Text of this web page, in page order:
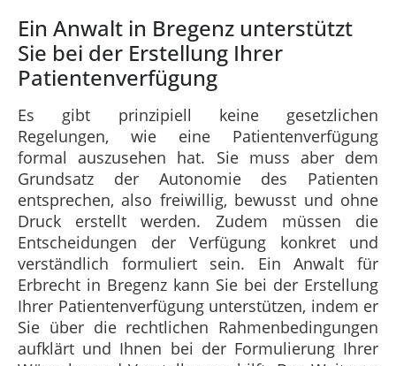
Ein Anwalt in Bregenz unterstützt
Sie bei der Erstellung Ihrer
Patientenverfügung
Es gibt prinzipiell keine gesetzlichen
Regelungen, wie eine Patientenverfügung
formal auszusehen hat. Sie muss aber dem
Grundsatz der Autonomie des Patienten
entsprechen, also freiwillig, bewusst und ohne
Druck erstellt werden. Zudem müssen die
Entscheidungen der Verfügung konkret und
verständlich formuliert sein. Ein Anwalt für
Erbrecht in Bregenz kann Sie bei der Erstellung
Ihrer Patientenverfügung unterstützen, indem er
Sie über die rechtlichen Rahmenbedingungen
aufklärt und Ihnen bei der Formulierung Ihrer